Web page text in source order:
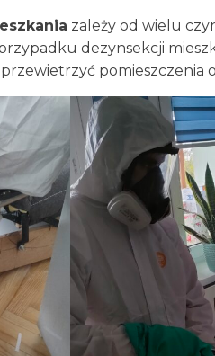
zależy od wielu
dezynsekcji
pomieszczenia